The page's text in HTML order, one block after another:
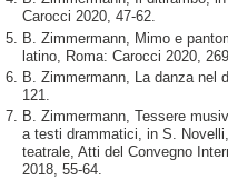
Carocci 2020, 47-62.
B. Zimmermann, Mimo e
latino, Roma: Carocci 2020,
B. Zimmermann, La danza nel
121.
B. Zimmermann, Tessere
a testi drammatici, in S.
teatrale, Atti del Convegno
2018, 55-64.